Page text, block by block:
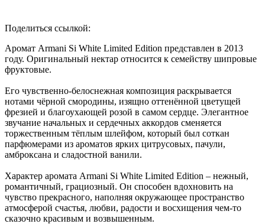
Поделиться ссылкой:
Аромат Armani Si White Limited Edition представлен в 2013
году. Оригинальный нектар относится к семейству шипровые
фруктовые.
Его чувственно-белоснежная композиция раскрывается
нотами чёрной смородины, изящно оттенённой цветущей
фрезией и благоухающей розой в самом сердце. Элегантное
звучание начальных и сердечных аккордов сменяется
торжественным тёплым шлейфом, который был соткан
парфюмерами из ароматов ярких цитрусовых, пачули,
амброксана и сладостной ванили.
Характер аромата Armani Si White Limited Edition – нежный,
романтичный, грациозный. Он способен вдохновить на
чувство прекрасного, наполняя окружающее пространство
атмосферой счастья, любви, радости и восхищения чем-то
сказочно красивым и возвышенным.